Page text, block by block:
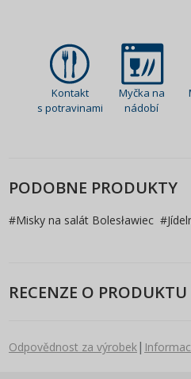
Kontakt
s potravinami
Myčka na
nádobí
PODOBNE PRODUKTY
#Misky na salát Bolesławiec #
RECENZE O PRODUKTU
Odpovědnost za výrobek|